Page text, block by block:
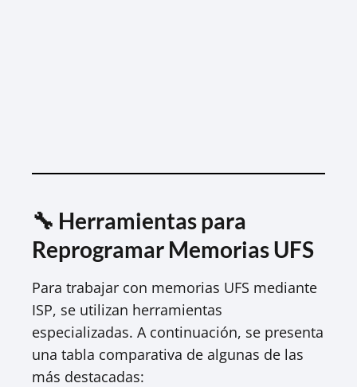
🔧 Herramientas para
Reprogramar Memorias UFS
Para trabajar con memorias UFS mediante
ISP, se utilizan herramientas
especializadas. A continuación, se presenta
una tabla comparativa de algunas de las
más destacadas: